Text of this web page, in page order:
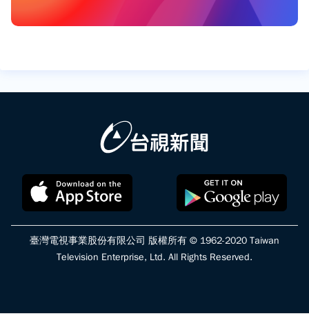
臺灣電視事業股份有限公司 版權所有 © 1962-2020 Taiwan
Television Enterprise, Ltd. All Rights Reserved.